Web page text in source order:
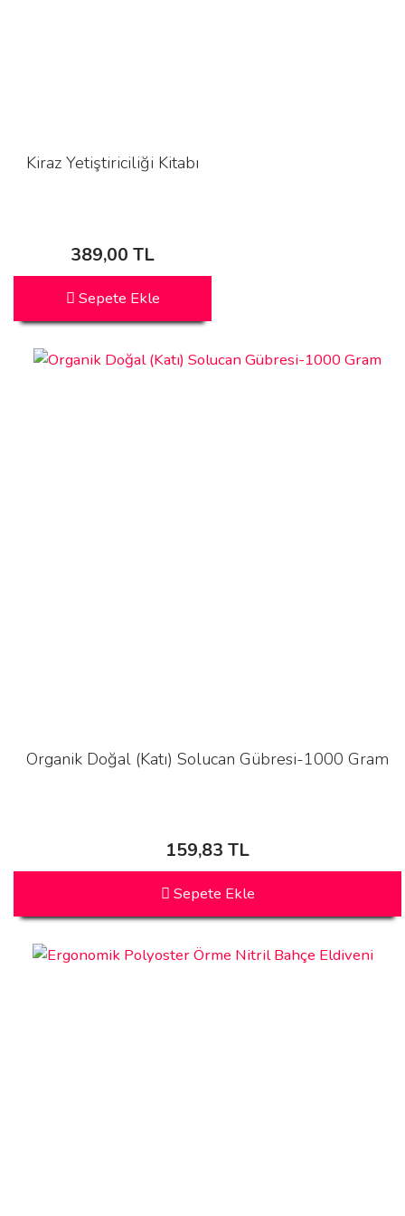
Kiraz Yetiştiriciliği Kitabı
389,00 TL
Sepete Ekle
Organik Doğal (Katı) Solucan Gübresi-1000 Gram
159,83 TL
Sepete Ekle